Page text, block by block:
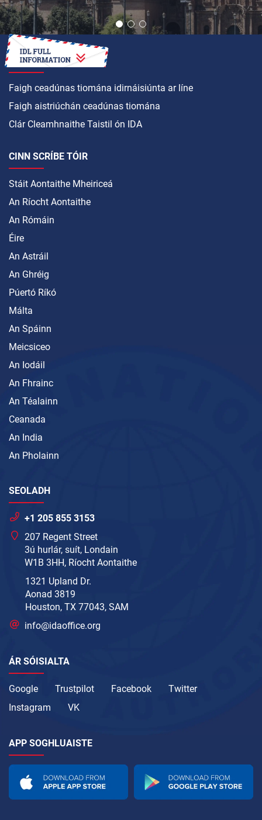
CONAS A
Faigh ceadúnas tiomána idirnáisiúnta ar líne
Faigh aistriúchán ceadúnas tiomána
Clár Cleamhnaithe Taistil ón IDA
CINN SCRÍBE TÓIR
Stáit Aontaithe Mheiriceá
An Ríocht Aontaithe
An Rómáin
Éire
An Astráil
An Ghréig
Púertó Ríkó
Málta
An Spáinn
Meicsiceo
An Iodáil
An Fhrainc
An Téalainn
Ceanada
An India
An Pholainn
SEOLADH
+1 205 855 3153
207 Regent Street
3ú hurlár, suít, Londain
W1B 3HH, Ríocht Aontaithe
1321 Upland Dr.
Aonad 3819
Houston, TX 77043, SAM
info@idaoffice.org
ÁR SÓISIALTA
Google Trustpilot Facebook
Twitter
Instagram
VK
APP SOGHLUAISTE